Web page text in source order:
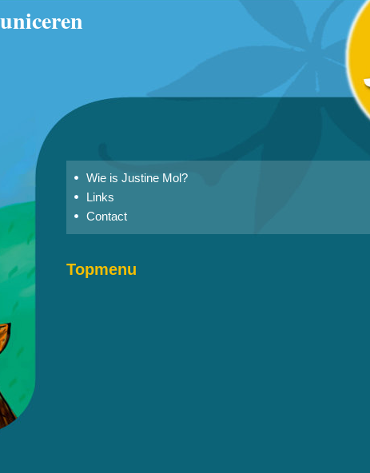
Wie is Justine Mol?
Links
Contact
Topmenu